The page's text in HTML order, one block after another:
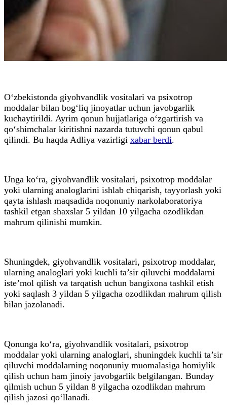
O‘zbekistonda giyohvandlik vositalari va psixotrop
moddalar bilan bog‘liq jinoyatlar uchun javobgarlik
kuchaytirildi. Ayrim qonun hujjatlariga o‘zgartirish va
qo‘shimchalar kiritishni nazarda tutuvchi qonun qabul
qilindi. Bu haqda Adliya vazirligi xabar berdi.
Unga ko‘ra, giyohvandlik vositalari, psixotrop moddalar
yoki ularning analoglarini ishlab chiqarish, tayyorlash yoki
qayta ishlash maqsadida noqonuniy narkolaboratoriya
tashkil etgan shaxslar 5 yildan 10 yilgacha ozodlikdan
mahrum qilinishi mumkin.
Shuningdek, giyohvandlik vositalari, psixotrop moddalar,
ularning analoglari yoki kuchli ta’sir qiluvchi moddalarni
iste’mol qilish va tarqatish uchun bangixona tashkil etish
yoki saqlash 3 yildan 5 yilgacha ozodlikdan mahrum qilish
bilan jazolanadi.
Qonunga ko‘ra, giyohvandlik vositalari, psixotrop
moddalar yoki ularning analoglari, shuningdek kuchli ta’sir
qiluvchi moddalarning noqonuniy muomalasiga homiylik
qilish uchun ham jinoiy javobgarlik belgilangan. Bunday
qilmish uchun 5 yildan 8 yilgacha ozodlikdan mahrum
qilish jazosi qo‘llanadi.